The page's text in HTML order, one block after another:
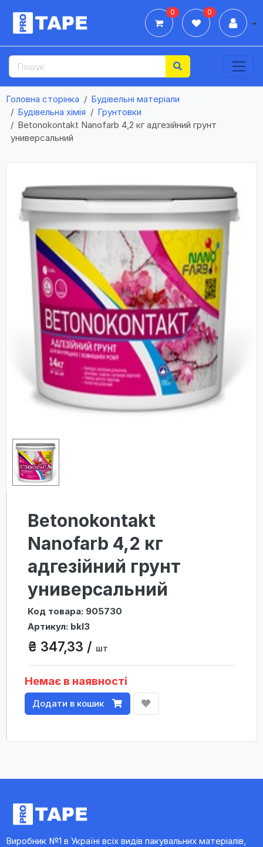
0 0
Головна сторінка
Будівельні матеріали
Будівельна хімія
Грунтовки
Betonokontakt Nanofarb 4,2 кг адгезійний грунт
универсальний
Betonokontakt
Nanofarb 4,2 кг
адгезійний грунт
универсальний
Код товара: 905730
Артикул: bkl3
₴ 347,33 / шт
Немає в наявності
Додати в кошик
Виробник №1 в Україні всіх видів пакувальних матеріалів,